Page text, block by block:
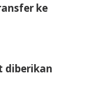
ke
diberikan